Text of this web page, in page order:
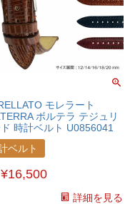
モレラート
ボルテラ テジュリ
時計ベルト U0856041
ベルト
¥16,500
詳細を見る